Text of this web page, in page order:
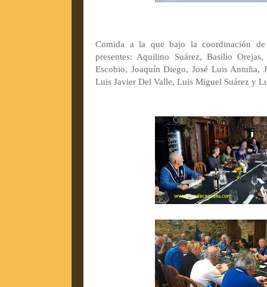
Comida a la que bajo la coordinación
presentes: Aquilino Suárez, Basilio
Escobio, Joaquín Diego, José Luis Antuña,
Luis Javier Del Valle, Luis Miguel Suárez y